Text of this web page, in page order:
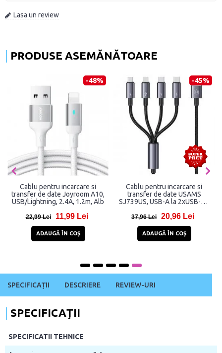
Lasa un review
PRODUSE ASEMĂNĂTOARE
-48%
Cablu pentru incarcare si
transfer de date Joyroom A10,
USB/Lightning, 2.4A, 1.2m, Alb
22,99 Lei 11,99 Lei
ADAUGĂ ÎN COŞ
-45%
Cablu pentru incarcare si
transfer de date USAMS
SJ739US, USB-A la 2xUSB-C /
480Mbps, 1.2m, Negru
37,96 Lei 20,96 Lei
ADAUGĂ ÎN COŞ
SPECIFICAȚII DESCRIERE REVIEW-URI
SPECIFICAȚII
SPECIFICATII TEHNICE